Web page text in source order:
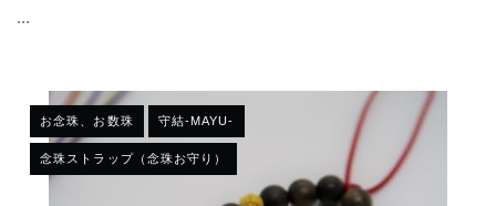
...
お念珠、お数珠 守結-MAYU-
念珠ストラップ（念珠お守り）